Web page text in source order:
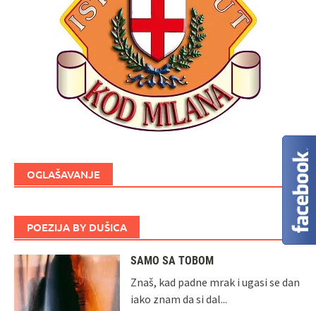
OGLAŠAVANJE
POEZIJA BY DUŠICA
SAMO SA TOBOM
Znaš, kad padne mrak i ugasi se dan
iako znam da si dal...